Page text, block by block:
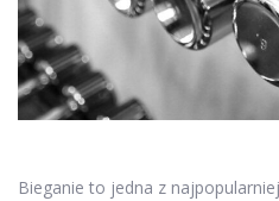
Bieganie to jedna z